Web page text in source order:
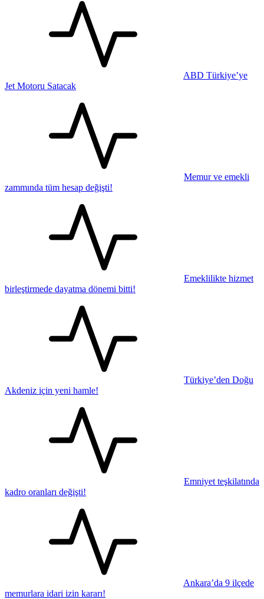
ABD Türkiye’ye
Jet Motoru Satacak
Memur ve emekli
zammında tüm hesap değişti!
Emeklilikte hizmet
birleştirmede dayatma dönemi bitti!
Türkiye’den Doğu
Akdeniz için yeni hamle!
Emniyet teşkilatında
kadro oranları değişti!
Ankara’da 9 ilçede
memurlara idari izin kararı!